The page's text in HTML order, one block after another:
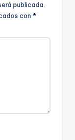
publicada.
con *